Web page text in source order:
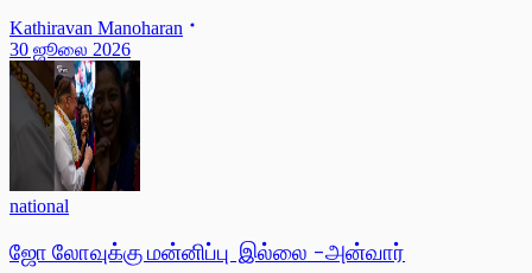
Kathiravan Manoharan
30 ஜூலை 2026
national
ஜோ லோவுக்கு மன்னிப்பு இல்லை -அன்வார்